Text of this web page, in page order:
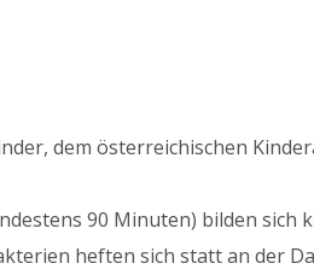
dem österreichischen
90 Minuten) bilden sich
heften sich statt an der